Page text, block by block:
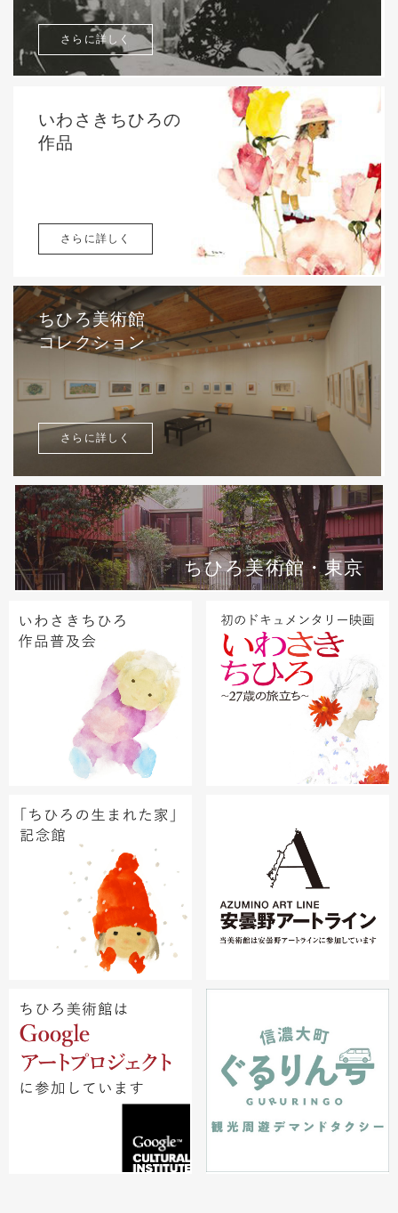
さらに詳しく
いわさきちひろの
作品
さらに詳しく
ちひろ美術館
コレクション
さらに詳しく
ちひろ美術館・東京